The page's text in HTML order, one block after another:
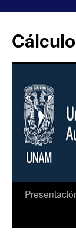
contenido